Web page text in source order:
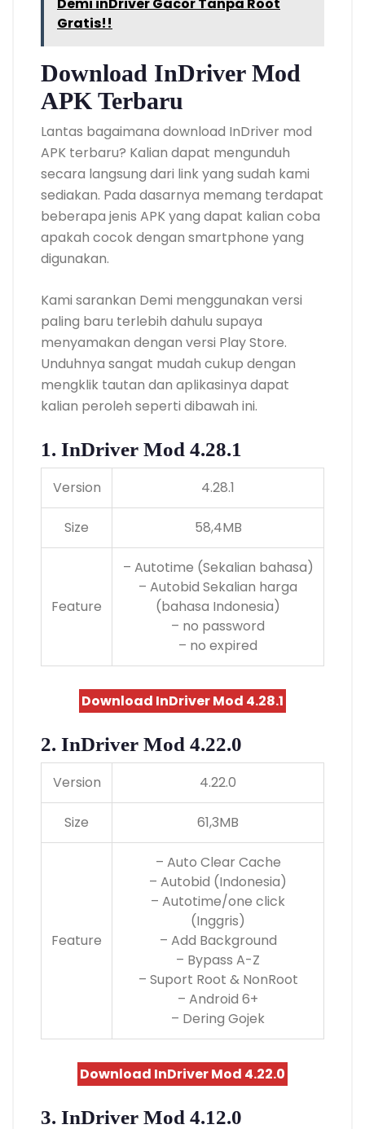
Gratis!!
Download InDriver Mod
APK Terbaru
Lantas bagaimana download InDriver mod
APK terbaru? Kalian dapat mengunduh
secara langsung dari link yang sudah kami
sediakan. Pada dasarnya memang terdapat
beberapa jenis APK yang dapat kalian coba
apakah cocok dengan smartphone yang
digunakan.
Kami sarankan Demi menggunakan versi
paling baru terlebih dahulu supaya
menyamakan dengan versi Play Store.
Unduhnya sangat mudah cukup dengan
mengklik tautan dan aplikasinya dapat
kalian peroleh seperti dibawah ini.
1. InDriver Mod 4.28.1
Version 4.28.1
Size 58,4MB
Feature
– Autotime (Sekalian bahasa)
– Autobid Sekalian harga
(bahasa Indonesia)
– no password
– no expired
Download InDriver Mod 4.28.1
2. InDriver Mod 4.22.0
Version 4.22.0
Size 61,3MB
Feature
– Auto Clear Cache
– Autobid (Indonesia)
– Autotime/one click
(Inggris)
– Add Background
– Bypass A-Z
– Suport Root & NonRoot
– Android 6+
– Dering Gojek
Download InDriver Mod 4.22.0
3. InDriver Mod 4.12.0